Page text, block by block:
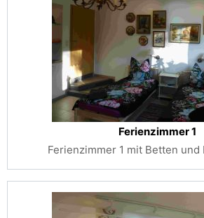
Ferienzimmer 1
Ferienzimmer 1 mit Betten